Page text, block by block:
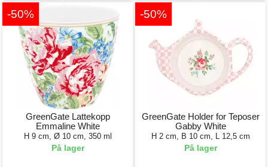
-50%
GreenGate Lattekopp
Emmaline White
H 9 cm, Ø 10 cm, 350 ml
På lager
-50%
GreenGate Holder for Teposer
Gabby White
H 2 cm, B 10 cm, L 12,5 cm
På lager